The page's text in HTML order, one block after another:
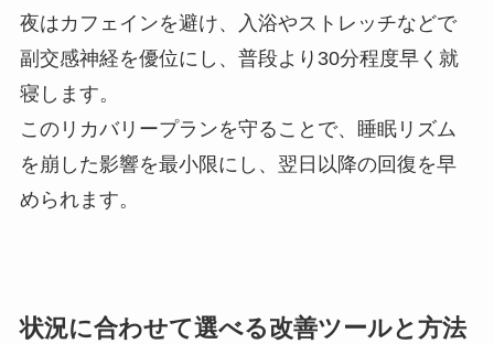
夜はカフェインを避け、入浴やストレッチなどで
副交感神経を優位にし、普段より30分程度早く就
寝します。
このリカバリープランを守ることで、睡眠リズム
を崩した影響を最小限にし、翌日以降の回復を早
められます。
状況に合わせて選べる改善ツールと方法